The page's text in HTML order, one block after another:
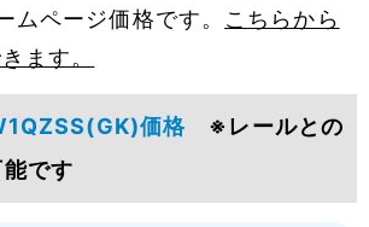
ムページ価格です。 こちらから
ます。
価格 ※レールとの
です